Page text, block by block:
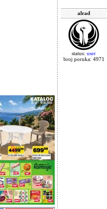
alrad
status: user
broj poruka: 4971